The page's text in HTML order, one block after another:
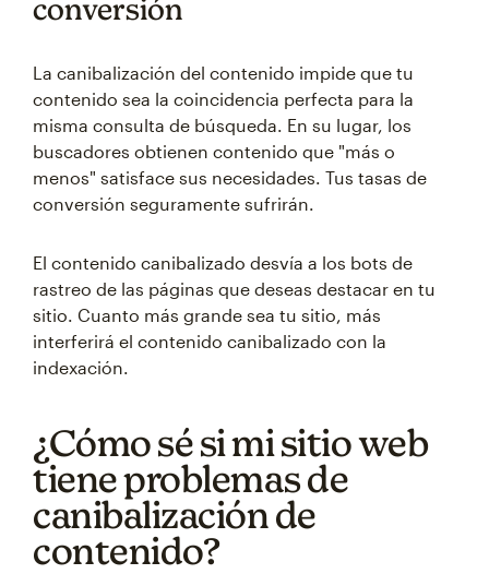
conversión
La canibalización del contenido impide que tu
contenido sea la coincidencia perfecta para la
misma consulta de búsqueda. En su lugar, los
buscadores obtienen contenido que "más o
menos" satisface sus necesidades. Tus tasas de
conversión seguramente sufrirán.
El contenido canibalizado desvía a los bots de
rastreo de las páginas que deseas destacar en tu
sitio. Cuanto más grande sea tu sitio, más
interferirá el contenido canibalizado con la
indexación.
¿Cómo sé si mi sitio web
tiene problemas de
canibalización de
contenido?